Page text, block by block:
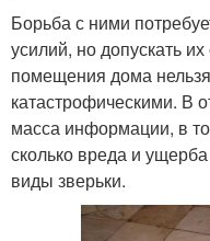
Борьба с ними
усилий, но допускать
помещения дома
катастрофическими. В
масса информации, в
сколько вреда и
виды зверьки.